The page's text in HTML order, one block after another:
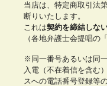
当店は、特定商取引法
断りいたします。
これは契約を締結しな
（各地弁護士会提唱の
※同一番号あるいは同
入電（不在着信を含む
スへの電話番号登録等